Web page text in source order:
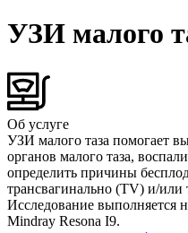
УЗИ малого
Об услуге
УЗИ малого таза помогает
органов малого таза,
определить причины
трансвагинально (TV) и/
Исследование выполняется
Mindray Resona I9.